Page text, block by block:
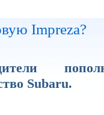
Impreza?
Subaru.